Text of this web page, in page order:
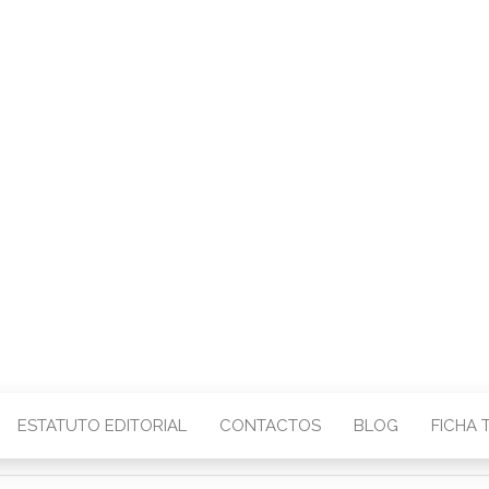
ESTATUTO EDITORIAL CONTACTOS BLOG FICHA